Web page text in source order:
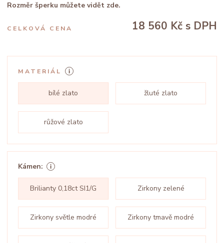
Rozměr šperku můžete vidět zde.
CELKOVÁ CENA 18 560 Kč s DPH
MATERIÁL
bílé zlato žluté zlato
růžové zlato
Kámen:
Brilianty 0,18ct SI1/G Zirkony zelené
Zirkony světle modré Zirkony tmavě modré